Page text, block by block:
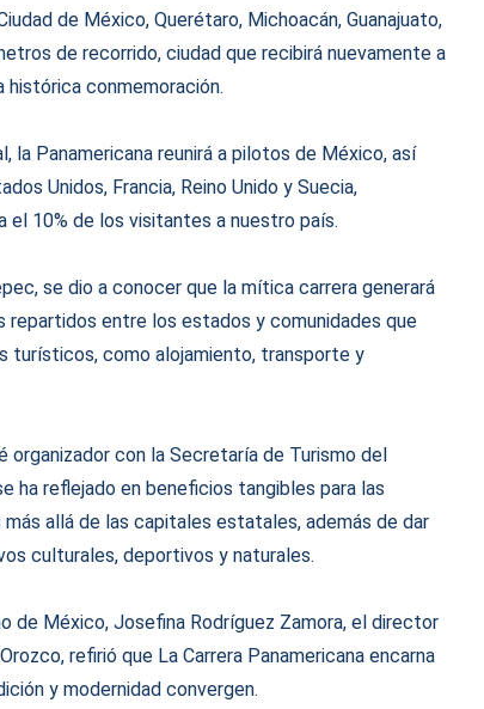
de México, Querétaro, Michoacán, Guanajuato,
de recorrido, ciudad que recibirá nuevamente a
histórica conmemoración.
la Panamericana reunirá a pilotos de México, así
Unidos, Francia, Reino Unido y Suecia,
10% de los visitantes a nuestro país.
se dio a conocer que la mítica carrera generará
repartidos entre los estados y comunidades que
turísticos, como alojamiento, transporte y
con la Secretaría de Turismo del
ha reflejado en beneficios tangibles para las
allá de las capitales estatales, además de dar
culturales, deportivos y naturales.
de México, Josefina Rodríguez Zamora, el director
refirió que La Carrera Panamericana encarna
y modernidad convergen.